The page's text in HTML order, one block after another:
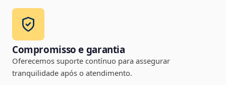
Compromisso e garantia
Oferecemos suporte contínuo para assegurar
tranquilidade após o atendimento.